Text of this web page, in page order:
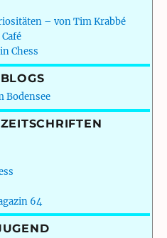
– von Tim Krabbé
Chess
Bodensee
64